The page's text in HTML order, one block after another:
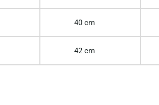
40 cm
42 cm